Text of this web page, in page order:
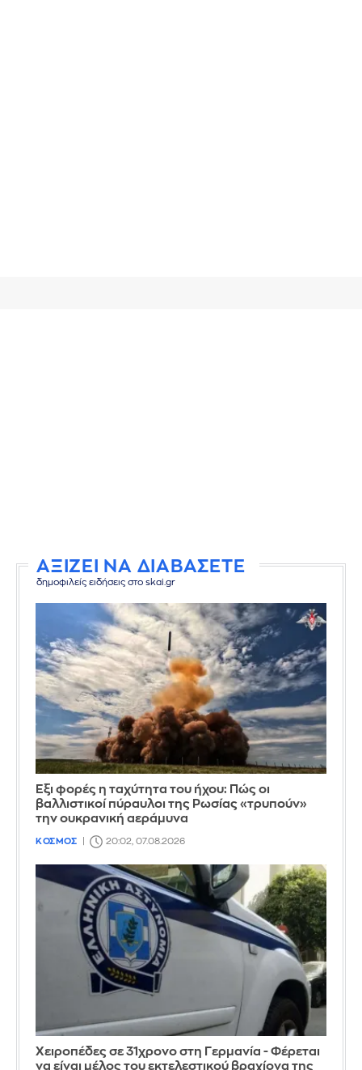
ΑΞΙΖΕΙ ΝΑ ΔΙΑΒΑΣΕΤΕ
δημοφιλείς ειδήσεις στο skai.gr
Έξι φορές η ταχύτητα του ήχου: Πώς οι
βαλλιστικοί πύραυλοι της Ρωσίας «τρυπούν»
την ουκρανική αεράμυνα
ΚΟΣΜΟΣ 20:02, 07.08.2026
Χειροπέδες σε 31χρονο στη Γερμανία - Φέρεται
να είναι μέλος του εκτελεστικού βραχίονα της